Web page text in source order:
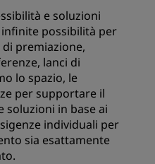
e soluzioni
possibilità per
premiazione,
lanci di
lo spazio, le
per supportare il
soluzioni in base ai
individuali per
sia esattamente